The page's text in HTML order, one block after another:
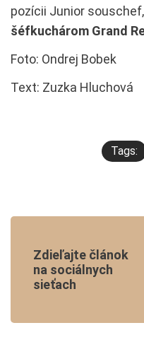
pozícii Junior
šéfkuchárom Grand
Foto: Ondrej Bobek
Text: Zuzka Hluchová
Tags:
Zdieľajte článok
na sociálnych
sieťach